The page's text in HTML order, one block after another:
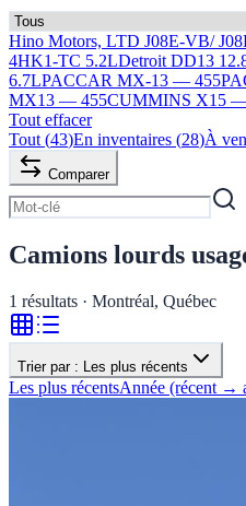
Hino Motors, LTD J08E-VB/
4HK1-TC 5.2LDetroit DD13
6.7LPACCAR MX-13 — 455
MX13 — 455CUMMINS X15
Tout effacer
Tout (43)En inventaires (28)À
Comparer
Camions lourds
1 résultats · Montréal, Québec
Trier par : Les plus récents
Les plus récentsAnnée (récent →